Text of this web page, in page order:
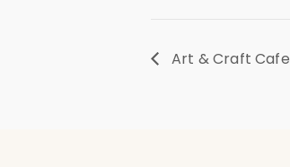
Art & Craft Cafe